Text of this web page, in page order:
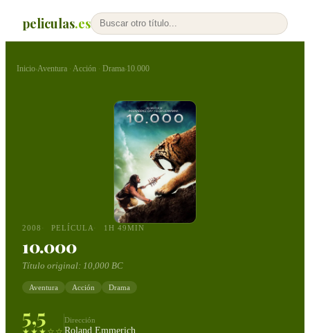
peliculas.es
Inicio›Aventura · Acción · Drama›10.000
2008 PELÍCULA 1H 49MIN
10.000
Título original: 10,000 BC
Aventura Acción Drama
5,5 Dirección
Roland Emmerich